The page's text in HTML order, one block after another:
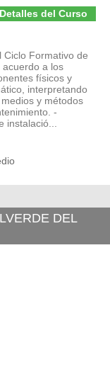
del Curso
Ciclo Formativo de
acuerdo a los
físicos y
interpretando
y métodos
-
DEL